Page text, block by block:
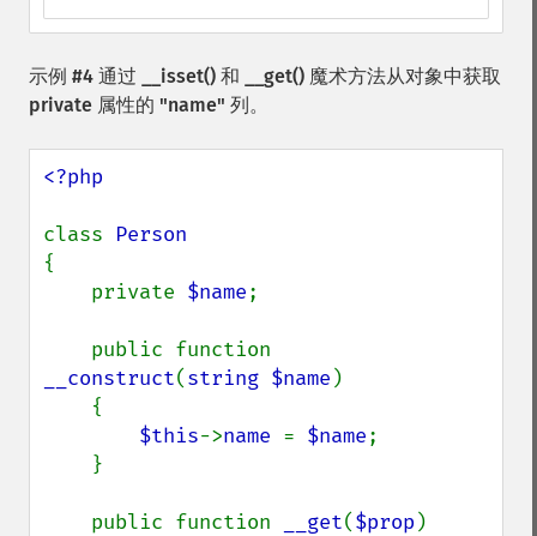
示例 #4 通过 __isset() 和 __get() 魔术方法从对象中获取
private 属性的 "name" 列。
<?php
class
{
    private
$name;
__construct(string $name )
$this->name = $name;
    public function
__get($prop )